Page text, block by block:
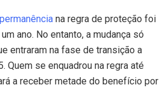
na regra de proteção foi
ano. No entanto, a mudança só
entraram na fase de transição a
Quem se enquadrou na regra até
a receber metade do benefício por